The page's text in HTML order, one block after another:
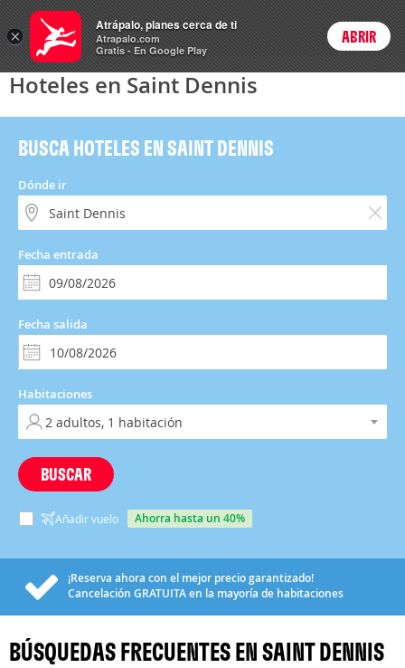
Hoteles Login
Hoteles en Saint Dennis
BUSCA HOTELES EN SAINT DENNIS
Dónde ir
Fecha entrada
Fecha salida
Habitaciones
BUSCAR
Añadir vuelo ahorra hasta un 40%
¡Reserva ahora con el mejor precio garantizado!
Cancelación GRATUITAen la mayoría de habitaciones
BÚSQUEDAS FRECUENTES EN SAINT DENNIS
×
Atrápalo, planes cerca de ti
Atrapalo.com
Gratis - En Google Play
ABRIR